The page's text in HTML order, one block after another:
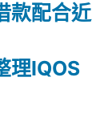
款配合近
理IQOS